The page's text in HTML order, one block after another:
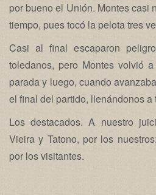
por bueno el Unión. Montes casi
tiempo, pues tocó la pelota tres
Casi al final escaparon
toledanos, pero Montes volvió
parada y luego, cuando
el final del partido, llenándonos a
Los destacados. A nuestro
Vieira y Tatono, por los
por los visitantes.